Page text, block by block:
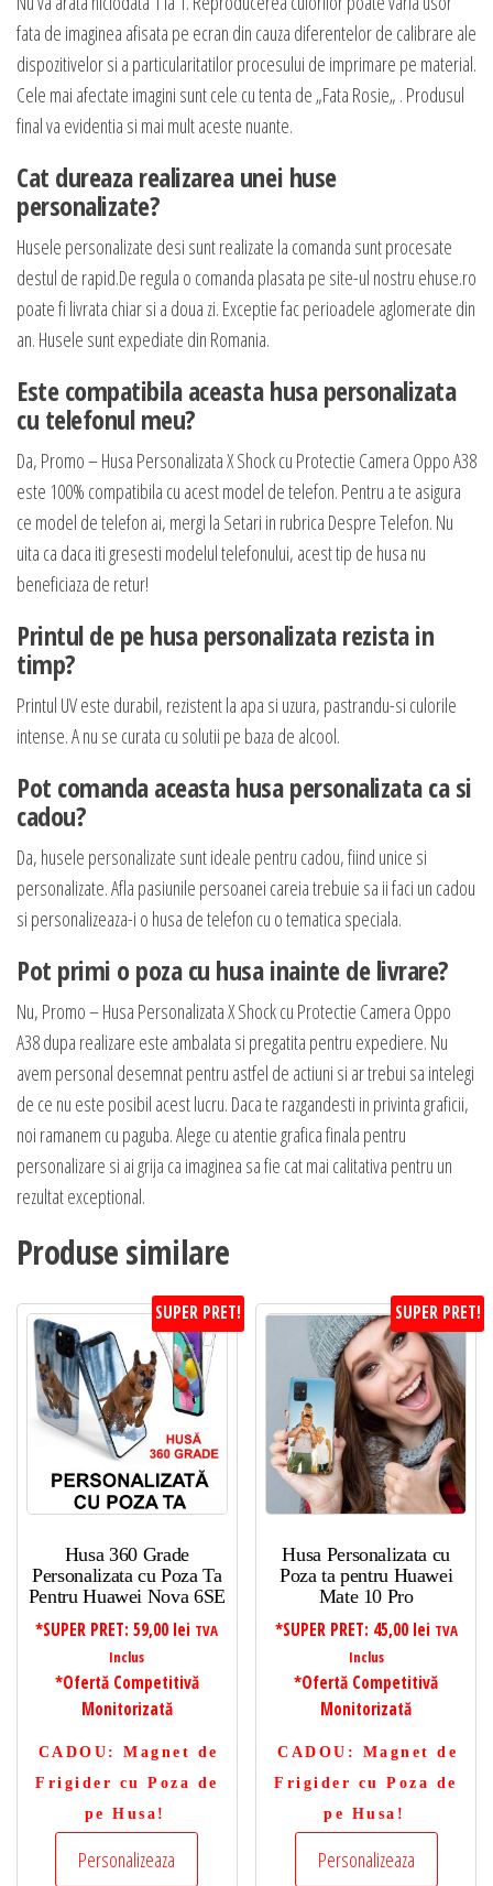
fata de imaginea afisata pe ecran din cauza diferentelor de calibrare ale
dispozitivelor si a particularitatilor procesului de imprimare pe material.
Cele mai afectate imagini sunt cele cu tenta de „Fata Rosie„ . Produsul
final va evidentia si mai mult aceste nuante.
Cat dureaza realizarea unei huse
personalizate?
Husele personalizate desi sunt realizate la comanda sunt procesate
destul de rapid.De regula o comanda plasata pe site-ul nostru ehuse.ro
poate fi livrata chiar si a doua zi. Exceptie fac perioadele aglomerate din
an. Husele sunt expediate din Romania.
Este compatibila aceasta husa personalizata
cu telefonul meu?
Da, Promo – Husa Personalizata X Shock cu Protectie Camera Oppo A38
este 100% compatibila cu acest model de telefon. Pentru a te asigura
ce model de telefon ai, mergi la Setari in rubrica Despre Telefon. Nu
uita ca daca iti gresesti modelul telefonului, acest tip de husa nu
beneficiaza de retur!
Printul de pe husa personalizata rezista in
timp?
Printul UV este durabil, rezistent la apa si uzura, pastrandu-si culorile
intense. A nu se curata cu solutii pe baza de alcool.
Pot comanda aceasta husa personalizata ca si
cadou?
Da, husele personalizate sunt ideale pentru cadou, fiind unice si
personalizate. Afla pasiunile persoanei careia trebuie sa ii faci un cadou
si personalizeaza-i o husa de telefon cu o tematica speciala.
Pot primi o poza cu husa inainte de livrare?
Nu, Promo – Husa Personalizata X Shock cu Protectie Camera Oppo
A38 dupa realizare este ambalata si pregatita pentru expediere. Nu
avem personal desemnat pentru astfel de actiuni si ar trebui sa intelegi
de ce nu este posibil acest lucru. Daca te razgandesti in privinta graficii,
noi ramanem cu paguba. Alege cu atentie grafica finala pentru
personalizare si ai grija ca imaginea sa fie cat mai calitativa pentru un
rezultat exceptional.
Produse similare
SUPER PRET!
Husa 360 Grade
Personalizata cu Poza Ta
Pentru Huawei Nova 6SE
*SUPER PRET:59,00 lei TVA
Inclus
*Ofertă Competitivă
Monitorizată
CADOU : Magnet de
Frigider cu Poza de
pe Husa!
Personalizeaza
SUPER PRET!
Husa Personalizata cu
Poza ta pentru Huawei
Mate 10 Pro
*SUPER PRET: 45,00 lei TVA
Inclus
*Ofertă Competitivă
Monitorizată
CADOU : Magnet de
Frigider cu Poza de
pe Husa!
Personalizeaza